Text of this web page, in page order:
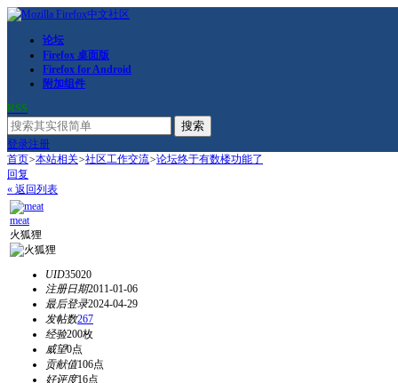
论坛
Firefox 桌面版
Firefox for Android
附加组件
RSS
搜索
登录注册
首页>本站相关>社区工作交流>论坛终于有数楼功能了
回复
« 返回列表
meat
火狐狸
UID35020
注册日期2011-01-06
最后登录2024-04-29
发帖数267
经验200枚
威望0点
贡献值106点
好评度16点